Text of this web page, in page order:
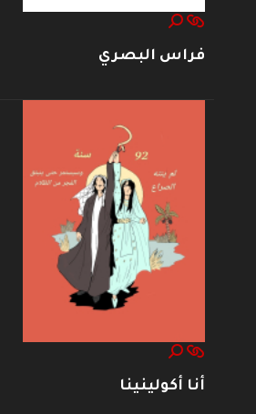
فراس البصري
أنا أكولينينا